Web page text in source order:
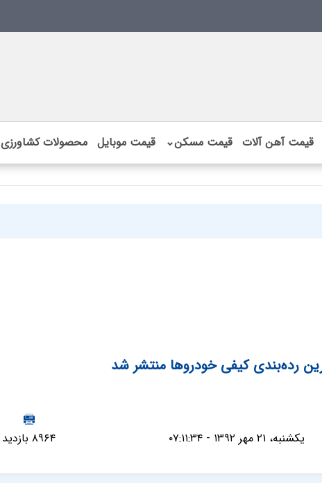
قیمت آهن آلات قیمت مسکن⌄ قیمت موبایل محصولات کشاورزی
رده‌بندی کیفی خودروها منتشر شد
یکشنبه، ۲۱ مهر ۱۳۹۲ - ۰۷:۱۱:۳۴ ۸۹۶۴ بازدید